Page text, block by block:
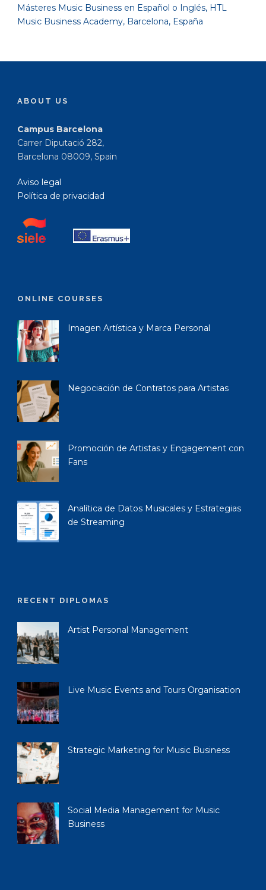
Másteres Music Business en Español o Inglés, HTL
Music Business Academy, Barcelona, España
ABOUT US
Campus Barcelona
Carrer Diputació 282,
Barcelona 08009, Spain
Aviso legal
Política de privacidad
ONLINE COURSES
Imagen Artística y Marca Personal
Negociación de Contratos para Artistas
Promoción de Artistas y Engagement con
Fans
Analítica de Datos Musicales y Estrategias
de Streaming
RECENT DIPLOMAS
Artist Personal Management
Live Music Events and Tours Organisation
Strategic Marketing for Music Business
Social Media Management for Music
Business